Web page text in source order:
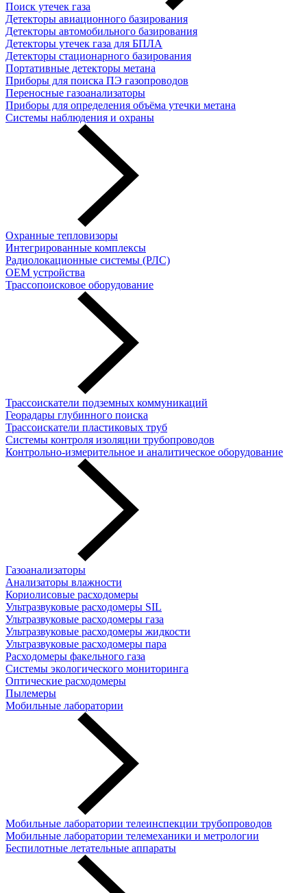
Поиск утечек газа
Детекторы авиационного базирования
Детекторы автомобильного базирования
Детекторы утечек газа для БПЛА
Детекторы стационарного базирования
Портативные детекторы метана
Приборы для поиска ПЭ газопроводов
Переносные газоанализаторы
Приборы для определения объёма утечки метана
Системы наблюдения и охраны
Охранные тепловизоры
Интегрированные комплексы
Радиолокационные системы (РЛС)
OEM устройства
Трассопоисковое оборудование
Трассоискатели подземных коммуникаций
Георадары глубинного поиска
Трассоискатели пластиковых труб
Cистемы контроля изоляции трубопроводов
Контрольно-измерительное и аналитическое оборудование
Газоанализаторы
Анализаторы влажности
Кориолисовые расходомеры
Ультразвуковые расходомеры SIL
Ультразвуковые расходомеры газа
Ультразвуковые расходомеры жидкости
Ультразвуковые расходомеры пара
Расходомеры факельного газа
Системы экологического мониторинга
Оптические расходомеры
Пылемеры
Мобильные лаборатории
Мобильные лаборатории телеинспекции трубопроводов
Мобильные лаборатории телемеханики и метрологии
Беспилотные летательные аппараты